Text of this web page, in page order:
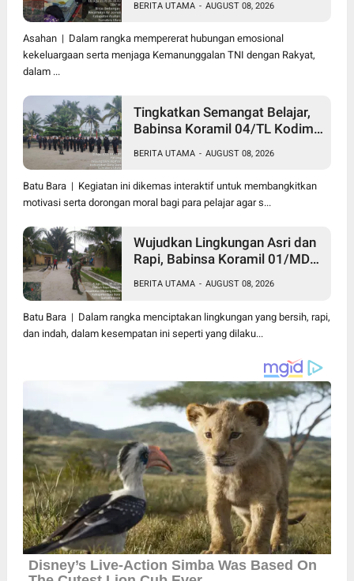
Serahkan Bantuan Tali Kasih
Kepada Lansia Usia 97 Tahun
BERITA UTAMA - AUGUST 08, 2026
Asahan | Dalam rangka mempererat hubungan emosional
kekeluargaan serta menjaga Kemanunggalan TNI dengan Rakyat,
dalam ...
Tingkatkan Semangat Belajar,
Babinsa Koramil 04/TL Kodim
Wawasan Kebangsaan bagi
Pelajar SMA & SMK
BERITA UTAMA - AUGUST 08, 2026
Batu Bara | Kegiatan ini dikemas interaktif untuk membangkitkan
motivasi serta dorongan moral bagi para pelajar agar s...
Wujudkan Lingkungan Asri dan
Rapi, Babinsa Koramil 01/MD
Warga Pakam Raya Selatan
Gotong Royong
BERITA UTAMA - AUGUST 08, 2026
Batu Bara | Dalam rangka menciptakan lingkungan yang bersih, rapi,
dan indah, dalam kesempatan ini seperti yang dilaku...